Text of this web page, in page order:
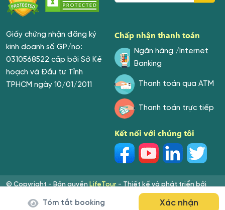
Giấy chứng nhận đăng ký
kinh doanh số GP/no:
0310568522 cấp bởi Sở Kế
hoạch và Đầu tư Tỉnh
TPHCM ngày 10/01/2011
Chấp nhận thanh toán
Ngân hàng /Internet
Banking
Thanh toán qua ATM
Thanh toán trực tiếp
Kết nối với chúng tôi
© Copyright - Bản quyền LifeTour - Thiết kế và phát triển bởi
Phạm Văn Phú. Ghi rõ nguồn "LifeTour" khi sử dụng thông tin từ
Tóm tắt booking Xác nhận